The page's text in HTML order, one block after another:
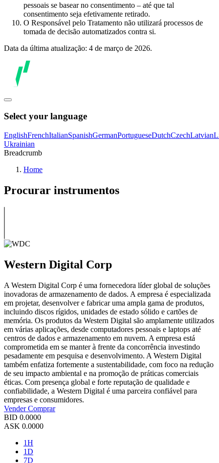
pessoais se basear no consentimento – até que tal
consentimento seja efetivamente retirado.
O Responsável pelo Tratamento não utilizará processos de
tomada de decisão automatizados contra si.
Data da última atualização: 4 de março de 2026.
Select your language
EnglishFrenchItalianSpanishGermanPortugueseDutchCzechLatvian
Ukrainian
Breadcrumb
Home
Procurar instrumentos
Western Digital Corp
A Western Digital Corp é uma fornecedora líder global de soluções
inovadoras de armazenamento de dados. A empresa é especializada
em projetar, desenvolver e fabricar uma ampla gama de produtos,
incluindo discos rígidos, unidades de estado sólido e cartões de
memória. Os produtos da Western Digital são amplamente utilizados
em várias aplicações, desde computadores pessoais e laptops até
centros de dados e armazenamento em nuvem. A empresa está
comprometida em se manter à frente da concorrência investindo
pesadamente em pesquisa e desenvolvimento. A Western Digital
também enfatiza fortemente a sustentabilidade, com foco na redução
de seu impacto ambiental e na promoção de práticas comerciais
éticas. Com presença global e forte reputação de qualidade e
confiabilidade, a Western Digital é uma parceira confiável para
empresas e consumidores.
VenderComprar
BID 0.0000
ASK 0.0000
1H
1D
7D